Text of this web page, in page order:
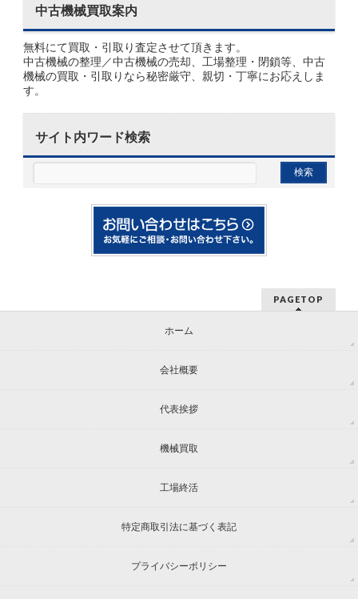
中古機械買取案内
無料にて買取・引取り査定させて頂きます。
中古機械の整理／中古機械の売却、工場整理・閉鎖等、中古
機械の買取・引取りなら秘密厳守、親切・丁寧にお応えしま
す。
サイト内ワード検索
PAGETOP
ホーム
会社概要
代表挨拶
機械買取
工場終活
特定商取引法に基づく表記
プライバシーポリシー